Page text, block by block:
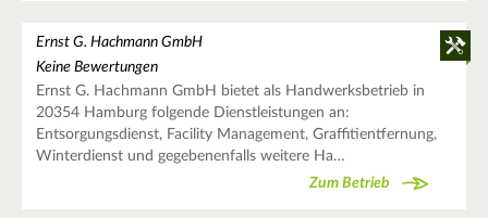
Ernst G. Hachmann GmbH
Keine Bewertungen
Ernst G. Hachmann GmbH bietet als Handwerksbetrieb in
20354 Hamburg folgende Dienstleistungen an:
Entsorgungsdienst, Facility Management, Graffitientfernung,
Winterdienst und gegebenenfalls weitere Ha…
Zum Betrieb